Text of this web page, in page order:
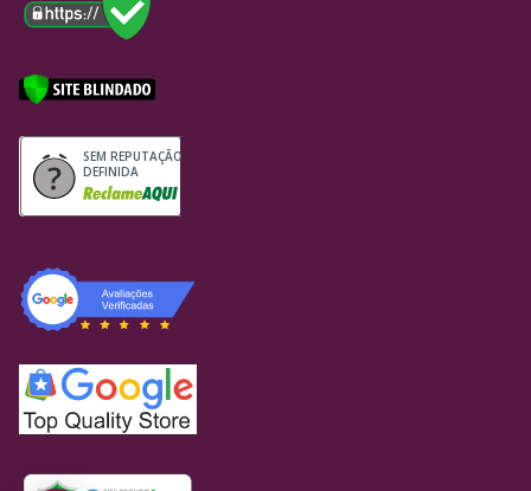
SEM REPUTAÇÃO
DEFINIDA